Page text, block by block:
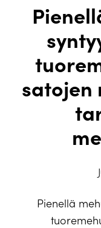
satojen
Pienellä